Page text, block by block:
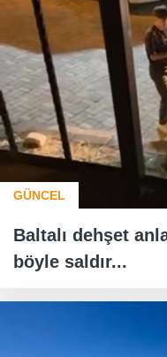
GÜNCEL
Baltalı dehşet
böyle saldır...